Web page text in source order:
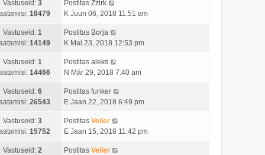
Vastuseid: 3
18479
Postitas Zzirk
K Juun 06, 2018 11:51 am
Vastuseid: 1
14149
Postitas Borja
K Mai 23, 2018 12:53 pm
Vastuseid: 1
14466
Postitas aleks
N Mär 29, 2018 7:40 am
Vastuseid: 6
26543
Postitas funker
E Jaan 22, 2018 6:49 pm
Vastuseid: 3
15752
Postitas Veiler
E Jaan 15, 2018 11:42 pm
Vastuseid: 2
Postitas Veiler